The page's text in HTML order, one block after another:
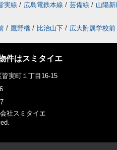
実線 / 広島電鉄本線 / 芸備線 / 山陽
/ 鷹野橋 / 比治山下 / 広大附属学校前
件はスミタイエ
実町１丁目16-15
社スミタイエ